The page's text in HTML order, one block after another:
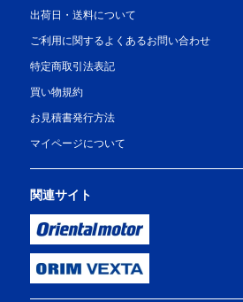
出荷日・送料について
ご利用に関するよくあるお問い合わせ
特定商取引法表記
買い物規約
お見積書発行方法
マイページについて
関連サイト